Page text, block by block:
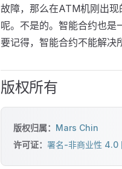
故障，那么在ATM机刚出
呢。不是的。智能合约也是
要记得，智能合约不能解决
版权所有
版权归属： Mars Chin
许可证： 署名-非商业性